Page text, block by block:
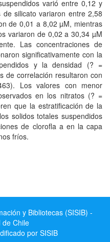
varió entre 0,12 y
silicato variaron entre 2,58
de 0,01 a 8,02 µM, mientras
variaron de 0,02 a 30,34 µM
Las concentraciones de
significativamente con la
y la densidad (? =
de correlación resultaron con
Los valores con menor
en los nitratos (? =
que la estratificación de la
solidos totales suspendidos
de clorofla a en la capa
fríos.
y Bibliotecas (SISIB) -
de Chile
por SISIB